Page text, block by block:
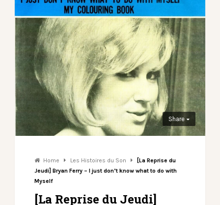
Share
Home Les Histoires du Son
[La Reprise du
Jeudi] Bryan Ferry – I just don’t know what to do with
Myself
[La Reprise du Jeudi]